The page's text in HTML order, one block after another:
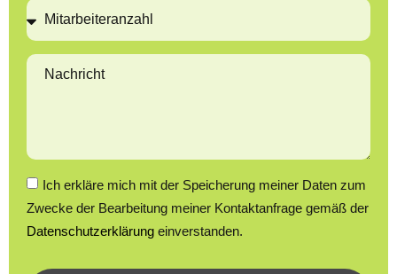
Nachricht
Ich erkläre mich mit der Speicherung meiner Daten zum
Zwecke der Bearbeitung meiner Kontaktanfrage gemäß der
Datenschutzerklärung einverstanden.